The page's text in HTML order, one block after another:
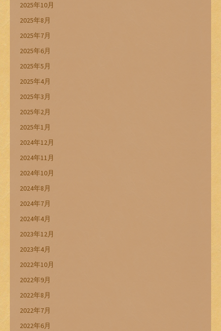
2025年10月
2025年8月
2025年7月
2025年6月
2025年5月
2025年4月
2025年3月
2025年2月
2025年1月
2024年12月
2024年11月
2024年10月
2024年8月
2024年7月
2024年4月
2023年12月
2023年4月
2022年10月
2022年9月
2022年8月
2022年7月
2022年6月